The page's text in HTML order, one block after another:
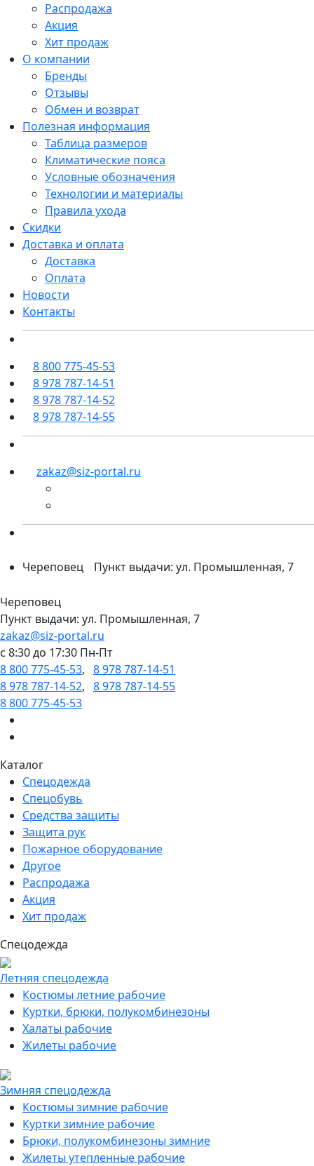
Распродажа
Акция
Хит продаж
О компании
Бренды
Отзывы
Обмен и возврат
Полезная информация
Таблица размеров
Климатические пояса
Условные обозначения
Технологии и материалы
Правила ухода
Скидки
Доставка и оплата
Доставка
Оплата
Новости
Контакты
8 800 775-45-53
8 978 787-14-51
8 978 787-14-52
8 978 787-14-55
zakaz@siz-portal.ru
Череповец Пункт выдачи: ул. Промышленная, 7
Череповец
Пункт выдачи: ул. Промышленная, 7
zakaz@siz-portal.ru
c 8:30 до 17:30 Пн-Пт
8 800 775-45-53, 8 978 787-14-51
8 978 787-14-52, 8 978 787-14-55
8 800 775-45-53
Каталог
Спецодежда
Спецобувь
Средства защиты
Защита рук
Пожарное оборудование
Другое
Распродажа
Акция
Хит продаж
Спецодежда
Летняя спецодежда
Костюмы летние рабочие
Куртки, брюки, полукомбинезоны
Халаты рабочие
Жилеты рабочие
Зимняя спецодежда
Костюмы зимние рабочие
Куртки зимние рабочие
Брюки, полукомбинезоны зимние
Жилеты утепленные рабочие